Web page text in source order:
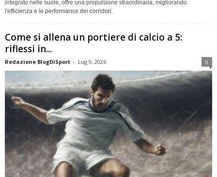
integrato nelle suole, offre una propulsione straordinaria, migliorando
l'efficienza e le performance dei corridori.
Come si allena un portiere di calcio a 5:
riflessi in...
Redazione BlogDiSport - Lug 9, 2026 0